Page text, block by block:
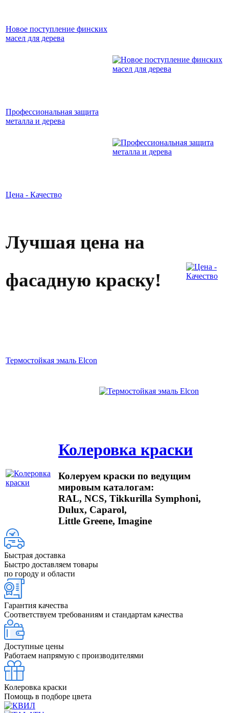
Новое поступление финских
масел для дерева
Профессиональная защита
металла и дерева
Цена - Качество
Лучшая цена на
фасадную краску!
Термостойкая эмаль Elcon
Колеровка краски
Колеруем краски по ведущим
мировым каталогам:
RAL, NCS, Tikkurilla Symphoni,
Dulux, Caparol,
Little Greene, Imagine
Быстрая доставка
Быстро доставляем товары
по городу и области
Гарантия качества
Соответствуем требованиям и стандартам качества
Доступные цены
Работаем напрямую с производителями
Колеровка краски
Помощь в подборе цвета